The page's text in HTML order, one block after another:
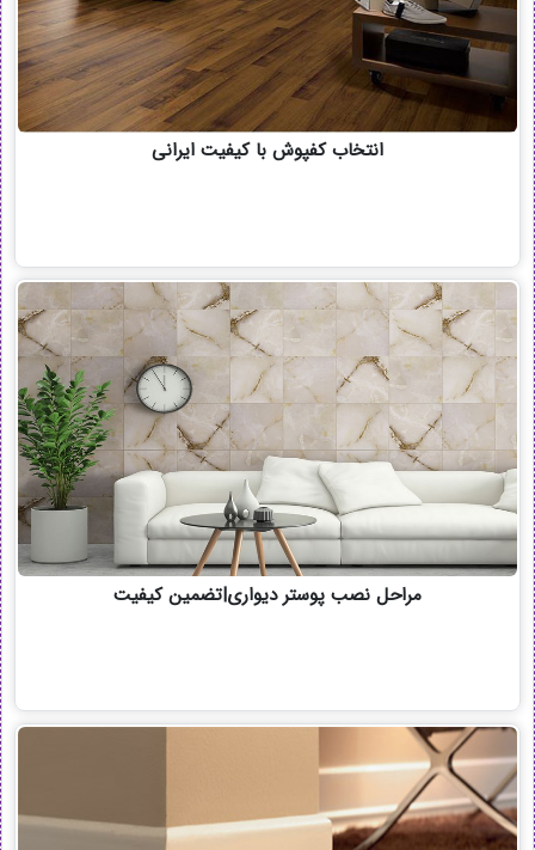
انتخاب کفپوش با کیفیت ایرانی
مراحل نصب پوستر دیواری|تضمین کیفیت